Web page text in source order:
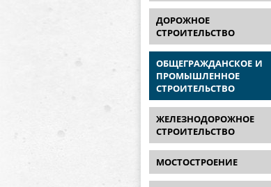
ДОРОЖНОЕ
СТРОИТЕЛЬСТВО
ОБЩЕГРАЖДАНСКОЕ И
ПРОМЫШЛЕННОЕ
СТРОИТЕЛЬСТВО
ЖЕЛЕЗНОДОРОЖНОЕ
СТРОИТЕЛЬСТВО
МОСТОСТРОЕНИЕ